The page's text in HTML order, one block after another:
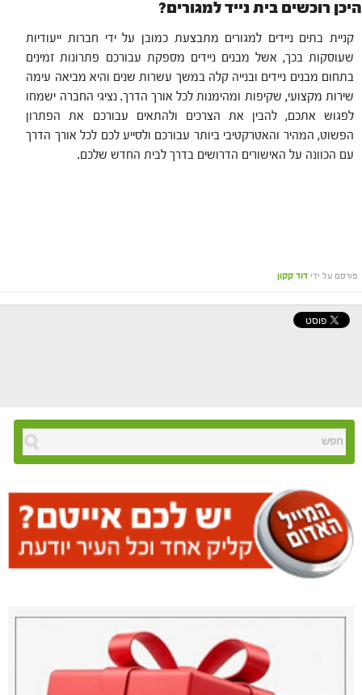
היכן רוכשים בית נייד למגורים?
קניית בתים ניידים למגורים מתבצעת כמובן על ידי חברות ייעודיות
שעוסקות בכך, אשל מבנים ניידים מספקת עבורכם פתרונות זמינים
בתחום מבנים ניידים ובנייה קלה במשך עשרות שנים והיא מביאה עימה
שירות מקצועי, שקיפות ומהימנות לכל אורך הדרך. נציגי החברה ישמחו
לפגוש אתכם, להבין את הצרכים ולהתאים עבורכם את הפתרון
הפשוט, המהיר והאטרקטיבי ביותר עבורכם ולסייע לכם לכל אורך הדרך
עם הכוונה על האישורים הדרושים בדרך לבית החדש שלכם.
פורסם על ידי דוד קקון